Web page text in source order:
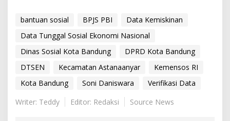
bantuan sosial BPJS PBI
Data Kemiskinan
Data Tunggal Sosial Ekonomi Nasional
Dinas Sosial Kota Bandung
DPRD Kota Bandung
DTSEN
Kecamatan Astanaanyar
Kemensos RI
Kota Bandung
Soni Daniswara
Verifikasi Data
Writer: Teddy
Editor: Redaksi Source News